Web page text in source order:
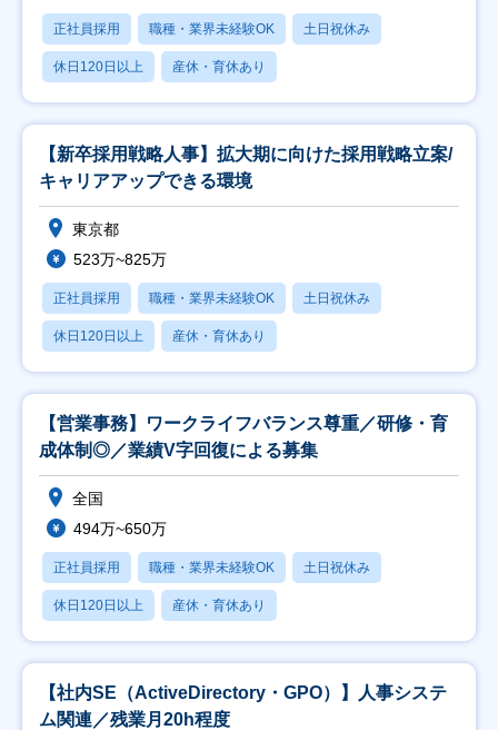
正社員採用 職種・業界未経験OK 土日祝休み
休日120日以上 産休・育休あり
【新卒採用戦略人事】拡大期に向けた採用戦略立案/
キャリアアップできる環境
東京都
523万~825万
正社員採用 職種・業界未経験OK 土日祝休み
休日120日以上 産休・育休あり
【営業事務】ワークライフバランス尊重／研修・育
成体制◎／業績V字回復による募集
全国
494万~650万
正社員採用 職種・業界未経験OK 土日祝休み
休日120日以上 産休・育休あり
【社内SE（ActiveDirectory・GPO）】人事システ
ム関連／残業月20h程度